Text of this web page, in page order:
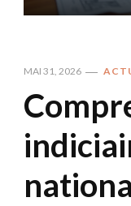
MAI 31, 2026